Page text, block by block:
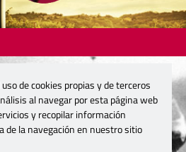
de cookies propias y de terceros
al navegar por esta página web
y recopilar información
la navegación en nuestro sitio